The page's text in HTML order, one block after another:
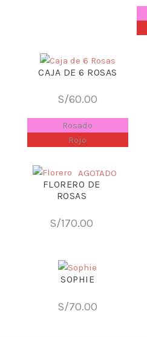
CAJA DE 6 ROSAS
S/60.00
Rosado
Rojo
FLORERO DE
ROSAS
S/170.00
AGOTADO
SOPHIE
S/70.00